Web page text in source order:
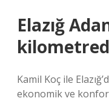
Elazığ
Kamil Koç ile
ekonomik ve